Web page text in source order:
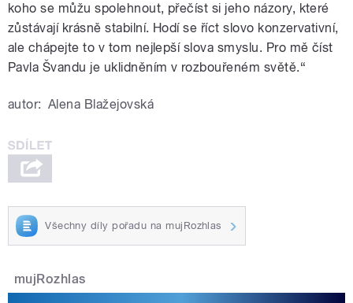
koho se můžu spolehnout, přečíst si jeho názory, které
zůstávají krásně stabilní. Hodí se říct slovo konzervativní,
ale chápejte to v tom nejlepší slova smyslu. Pro mě číst
Pavla Švandu je uklidněním v rozbouřeném světě.“
autor: Alena Blažejovská
Všechny díly pořadu na mujRozhlas
mujRozhlas